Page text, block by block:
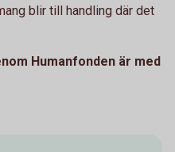
blir till handling där det
Humanfonden är med